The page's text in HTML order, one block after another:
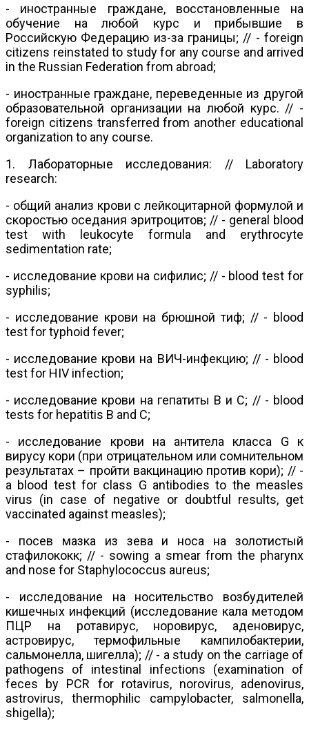
- иностранные граждане, восстановленные на
обучение на любой курс и прибывшие в
Российскую Федерацию из-за границы; // - foreign
citizens reinstated to study for any course and arrived
in the Russian Federation from abroad;
- иностранные граждане, переведенные из другой
образовательной организации на любой курс. // -
foreign citizens transferred from another educational
organization to any course.
1. Лабораторные исследования: // Laboratory
research:
- общий анализ крови с лейкоцитарной формулой и
скоростью оседания эритроцитов; // - general blood
test with leukocyte formula and erythrocyte
sedimentation rate;
- исследование крови на сифилис; // - blood test for
syphilis;
- исследование крови на брюшной тиф; // - blood
test for typhoid fever;
- исследование крови на ВИЧ-инфекцию; // - blood
test for HIV infection;
- исследование крови на гепатиты В и С; // - blood
tests for hepatitis B and C;
- исследование крови на антитела класса G к
вирусу кори (при отрицательном или сомнительном
результатах – пройти вакцинацию против кори); // -
a blood test for class G antibodies to the measles
virus (in case of negative or doubtful results, get
vaccinated against measles);
- посев мазка из зева и носа на золотистый
стафилококк; // - sowing a smear from the pharynx
and nose for Staphylococcus aureus;
- исследование на носительство возбудителей
кишечных инфекций (исследование кала методом
ПЦР на ротавирус, норовирус, аденовирус,
астровирус, термофильные кампилобактерии,
сальмонелла, шигелла); // - a study on the carriage of
pathogens of intestinal infections (examination of
feces by PCR for rotavirus, norovirus, adenovirus,
astrovirus, thermophilic campylobacter, salmonella,
shigella);